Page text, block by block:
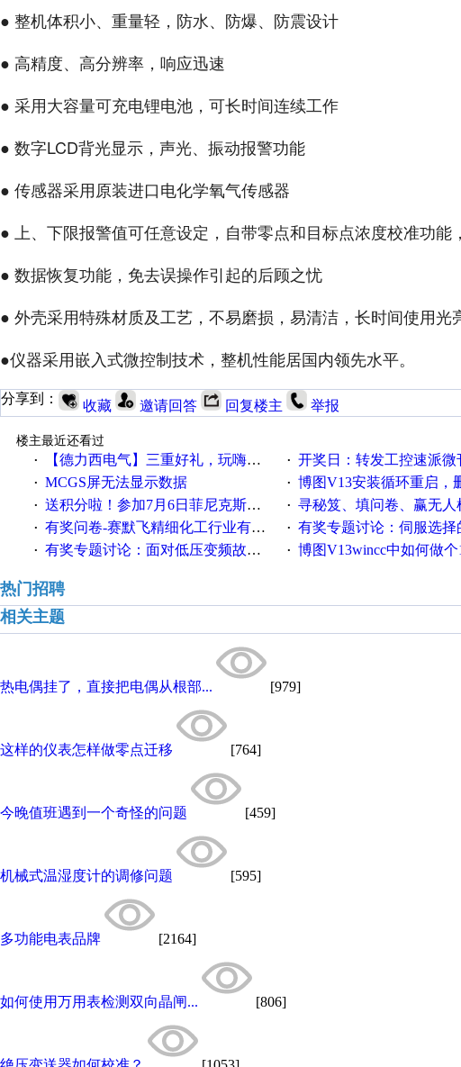
● 整机体积小、重量轻，防水、防爆、防震设计
● 高精度、高分辨率，响应迅速
● 采用大容量可充电锂电池，可长时间连续工作
● 数字LCD背光显示，声光、振动报警功能
● 传感器采用原装进口电化学氧气传感器
● 上、下限报警值可任意设定，自带零点和目标点浓度校准功能
● 数据恢复功能，免去误操作引起的后顾之忧
● 外壳采用特殊材质及工艺，不易磨损，易清洁，长时间使用光
●仪器采用嵌入式微控制技术，整机性能居国内领先水平。
分享到： 收藏 邀请回答 回复楼主 举报
楼主最近还看过
·
【德力西电气】三重好礼，玩嗨夏日！ · 开奖日：转发工控速派微刊 得小米手
· MCGS屏无法显示数据 · 博图V13安装循环重启，删除注册表信
· 送积分啦！参加7月6日菲尼克斯在线研讨会即得 · 寻秘笈、填问卷、赢无人
· 有奖问卷-赛默飞精细化工行业有奖调查来袭！ · 有奖专题讨论：伺服选择的“小细节大学
· 有奖专题讨论：面对低压变频故障，老手是这样解决的！ · 博图V13wincc中如何做个1s周期循
热门招聘
相关主题
热电偶挂了，直接把电偶从根部... [979]
这样的仪表怎样做零点迁移 [764]
今晚值班遇到一个奇怪的问题 [459]
机械式温湿度计的调修问题 [595]
多功能电表品牌 [2164]
如何使用万用表检测双向晶闸... [806]